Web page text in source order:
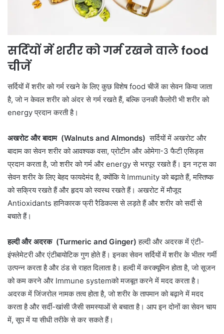
सर्दियों में शरीर को गर्म रखने वाले food
चीजें
सर्दियों में शरीर को गर्म रखने के लिए कुछ विशेष food चीजें का सेवन किया जाता
है, जो न केवल शरीर को अंदर से गर्म रखते हैं, बल्कि उनकी कैलोरी भी शरीर को
energy प्रदान करती है।
अखरोट और बादाम (Walnuts and Almonds) सर्दियों में अखरोट और
बादाम का सेवन शरीर को आवश्यक वसा, प्रोटीन और ओमेगा-3 फैटी एसिड्स
प्रदान करता है, जो शरीर को गर्म और energy से भरपूर रखते हैं। इन नट्स का
सेवन शरीर के लिए बेहद फायदेमंद है, क्योंकि ये Immunity को बढ़ाते हैं, मस्तिष्क
को सक्रिय रखते हैं और हृदय को स्वस्थ रखते हैं। अखरोट में मौजूद
Antioxidants हानिकारक फ्री रैडिकल्स से लड़ते हैं और शरीर को सर्दी से
बचाते हैं।
हल्दी और अदरक (Turmeric and Ginger) हल्दी और अदरक में एंटी-
इंफ्लेमेटरी और एंटीबायोटिक गुण होते हैं। इनका सेवन सर्दियों में शरीर के भीतर गर्मी
उत्पन्न करता है और ठंड से राहत दिलाता है। हल्दी में करक्यूमिन होता है, जो सूजन
को कम करने और Immune systemको मजबूत करने में मदद करता है।
अदरक में जिंजरोल नामक तत्व होता है, जो शरीर के तापमान को बढ़ाने में मदद
करता है और सर्दी-खांसी जैसी समस्याओं से बचाता है। आप इन दोनों का सेवन चाय
में, सूप में या सीधी तरीके से कर सकते हैं।